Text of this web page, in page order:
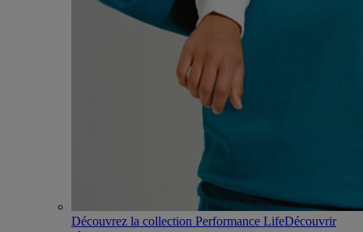
Découvrez la collection Performance LifeDécouvrir